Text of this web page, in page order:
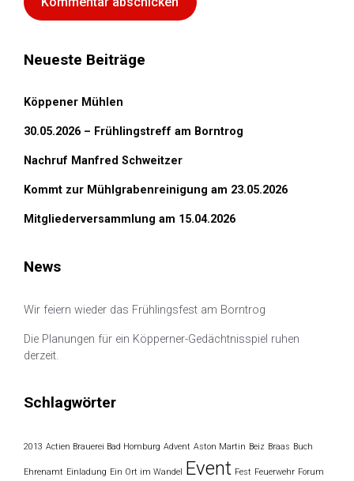
Neueste Beiträge
Köppener Mühlen
30.05.2026 – Frühlingstreff am Borntrog
Nachruf Manfred Schweitzer
Kommt zur Mühlgrabenreinigung am 23.05.2026
Mitgliederversammlung am 15.04.2026
News
Wir feiern wieder das Frühlingsfest am Borntrog
Die Planungen für ein Köpperner-Gedächtnisspiel ruhen
derzeit.
Schlagwörter
2013 Actien Brauerei Bad Homburg Advent Aston Martin Beiz Braas Buch
Ehrenamt Einladung Ein Ort im Wandel Event Fest Feuerwehr Forum